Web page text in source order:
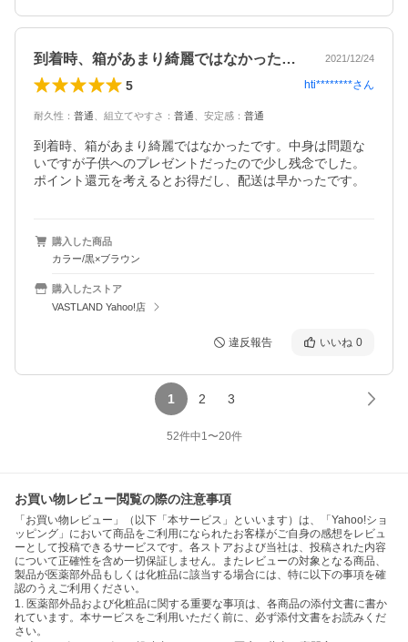
到着時、箱があまり綺麗ではなかったです… 2021/12/24
5 hti********さん
耐久性 ： 普通 組立てやすさ ： 普通 安定感 ： 普通
到着時、箱があまり綺麗ではなかったです。中身は問題な
いですが子供へのプレゼントだったので少し残念でした。
ポイント還元を考えるとお得だし、配送は早かったです。
購入した商品
カラー/黒×ブラウン
購入したストア
VASTLAND Yahoo!店
違反報告 いいね 0
1 2 3
52件中1〜20件
お買い物レビュー閲覧の際の注意事項
「お買い物レビュー」（以下「本サービス」といいます）は、「Yahoo!ショ
ッピング」において商品をご利用になられたお客様がご自身の感想をレビュ
ーとして投稿できるサービスです。各ストアおよび当社は、投稿された内容
について正確性を含め一切保証しません。またレビューの対象となる商品、
製品が医薬部外品もしくは化粧品に該当する場合には、特に以下の事項を確
認のうえご利用ください。
1. 医薬部外品および化粧品に関する重要な事項は、各商品の添付文書に書か
れています。本サービスをご利用いただく前に、必ず添付文書をお読みくだ
さい。